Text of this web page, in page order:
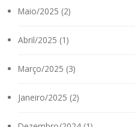
Maio/2025 (2)
Abril/2025 (1)
Março/2025 (3)
Janeiro/2025 (2)